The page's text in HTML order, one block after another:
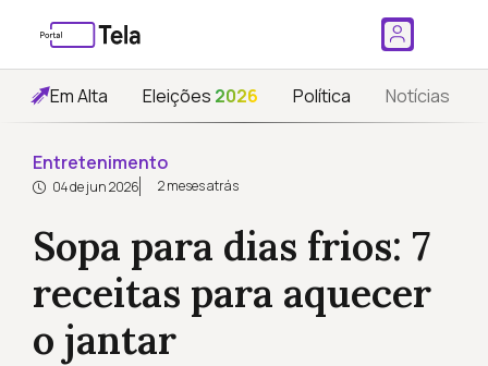
Em Alta Eleições 2026 Política Notícias
Entretenimento
04 de jun 2026 2 meses atrás
Sopa para dias frios: 7
receitas para aquecer
o jantar